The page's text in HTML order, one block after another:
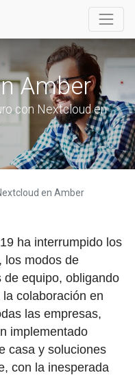
Amber
con Nextcloud en
en Amber
ha interrumpido los
los modos de
equipo, obligando
colaboración en
las empresas,
implementado
casa y soluciones
con la inesperada